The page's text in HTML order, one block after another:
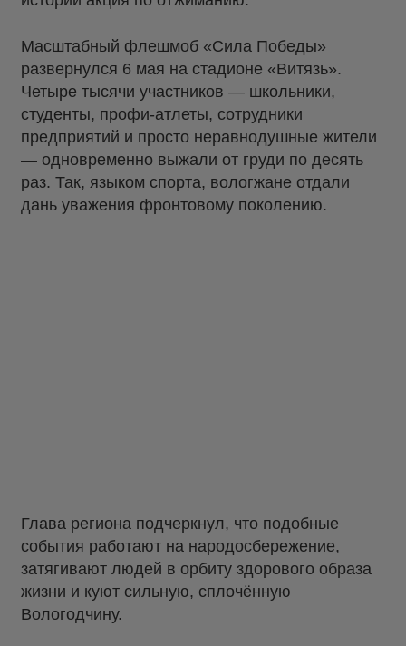
Масштабный флешмоб «Сила Победы»
развернулся 6 мая на стадионе «Витязь».
Четыре тысячи участников — школьники,
студенты, профи-атлеты, сотрудники
предприятий и просто неравнодушные жители
— одновременно выжали от груди по десять
раз. Так, языком спорта, вологжане отдали
дань уважения фронтовому поколению.
Глава региона подчеркнул, что подобные
события работают на народосбережение,
затягивают людей в орбиту здорового образа
жизни и куют сильную, сплочённую
Вологодчину.